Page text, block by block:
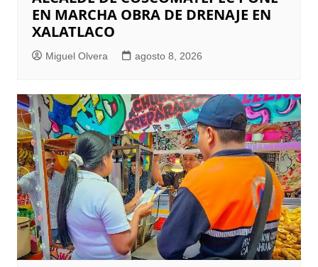
EN MARCHA OBRA DE DRENAJE EN
XALATLACO
Miguel Olvera agosto 8, 2026